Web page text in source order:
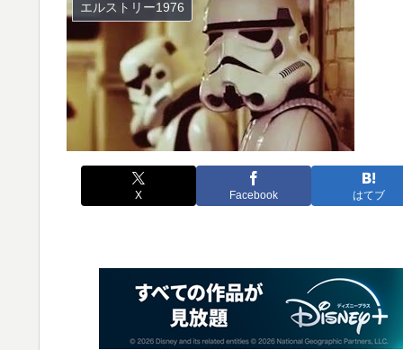
エルストリー1976
X Facebook はてブ